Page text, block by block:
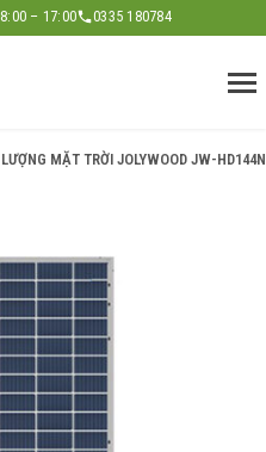
– 17:00 0335 180784
MẶT TRỜI JOLYWOOD JW-HD144N